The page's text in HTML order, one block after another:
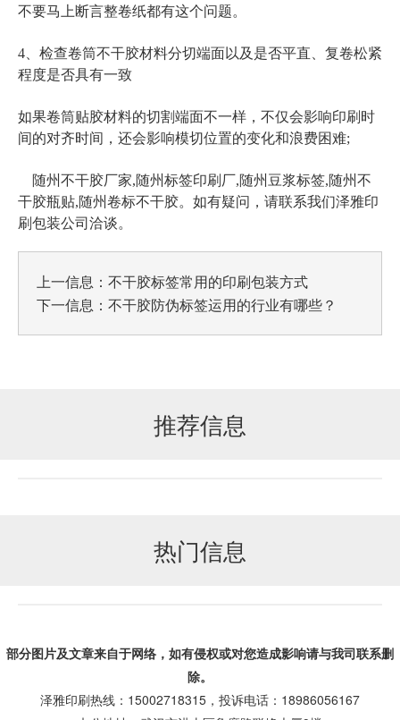
不要马上断言整卷纸都有这个问题。
4、检查卷筒不干胶材料分切端面以及是否平直、复卷松紧
程度是否具有一致
如果卷筒贴胶材料的切割端面不一样，不仅会影响印刷时
间的对齐时间，还会影响模切位置的变化和浪费困难;
随州不干胶厂家,随州标签印刷厂,随州豆浆标签,随州不
干胶瓶贴,随州卷标不干胶。如有疑问，请联系我们泽雅印
刷包装公司洽谈。
上一信息： 不干胶标签常用的印刷包装方式
下一信息： 不干胶防伪标签运用的行业有哪些？
推荐信息
热门信息
部分图片及文章来自于网络，如有侵权或对您造成影响请与我司联系删
除。
泽雅印刷热线：15002718315，投诉电话：18986056167